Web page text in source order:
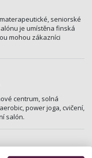
seniorské
je umístěna finská
mohou zákazníci
centrum, solná
power joga, cvičení,
salón.